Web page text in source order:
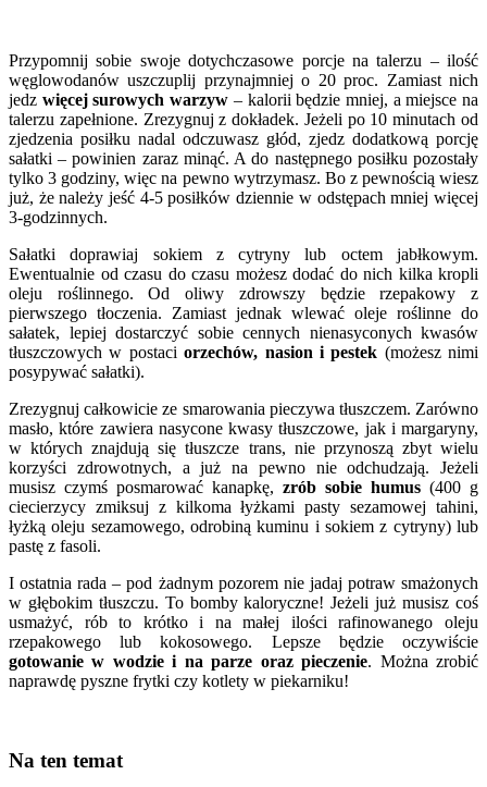
Przypomnij sobie swoje dotychczasowe porcje na talerzu – ilość
węglowodanów uszczuplij przynajmniej o 20 proc. Zamiast nich
jedz więcej surowych warzyw – kalorii będzie mniej, a miejsce na
talerzu zapełnione. Zrezygnuj z dokładek. Jeżeli po 10 minutach od
zjedzenia posiłku nadal odczuwasz głód, zjedz dodatkową porcję
sałatki – powinien zaraz minąć. A do następnego posiłku pozostały
tylko 3 godziny, więc na pewno wytrzymasz. Bo z pewnością wiesz
już, że należy jeść 4-5 posiłków dziennie w odstępach mniej więcej
3-godzinnych.
Sałatki doprawiaj sokiem z cytryny lub octem jabłkowym.
Ewentualnie od czasu do czasu możesz dodać do nich kilka kropli
oleju roślinnego. Od oliwy zdrowszy będzie rzepakowy z
pierwszego tłoczenia. Zamiast jednak wlewać oleje roślinne do
sałatek, lepiej dostarczyć sobie cennych nienasyconych kwasów
tłuszczowych w postaciorzechów, nasion i pestek (możesz nimi
posypywać sałatki).
Zrezygnuj całkowicie ze smarowania pieczywa tłuszczem. Zarówno
masło, które zawiera nasycone kwasy tłuszczowe, jak i margaryny,
w których znajdują się tłuszcze trans, nie przynoszą zbyt wielu
korzyści zdrowotnych, a już na pewno nie odchudzają. Jeżeli
musisz czymś posmarować kanapkę, zrób sobie humus (400 g
ciecierzycy zmiksuj z kilkoma łyżkami pasty sezamowej tahini,
łyżką oleju sezamowego, odrobiną kuminu i sokiem z cytryny) lub
pastę z fasoli.
I ostatnia rada – pod żadnym pozorem nie jadaj potraw smażonych
w głębokim tłuszczu. To bomby kaloryczne! Jeżeli już musisz coś
usmażyć, rób to krótko i na małej ilości rafinowanego oleju
rzepakowego lub kokosowego. Lepsze będzie oczywiście
gotowanie w wodzie i na parze oraz pieczenie. Można zrobić
naprawdę pyszne frytki czy kotlety w piekarniku!
Na ten temat